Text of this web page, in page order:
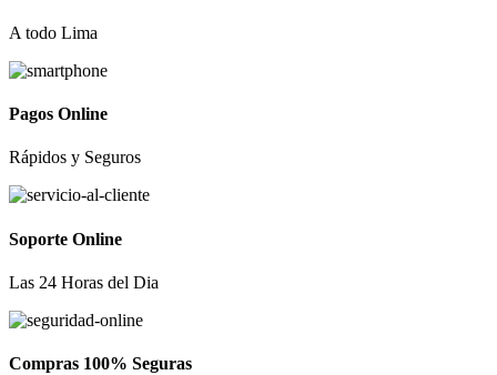
A todo Lima
Pagos Online
Rápidos y Seguros
Soporte Online
Las 24 Horas del Dia
Compras 100% Seguras